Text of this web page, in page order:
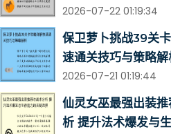
2026-07-22 01:19:34
保卫萝卜挑战39关
速通关技巧与策略解
2026-07-21 01:19:44
仙灵女巫最强出装
析 提升法术爆发与